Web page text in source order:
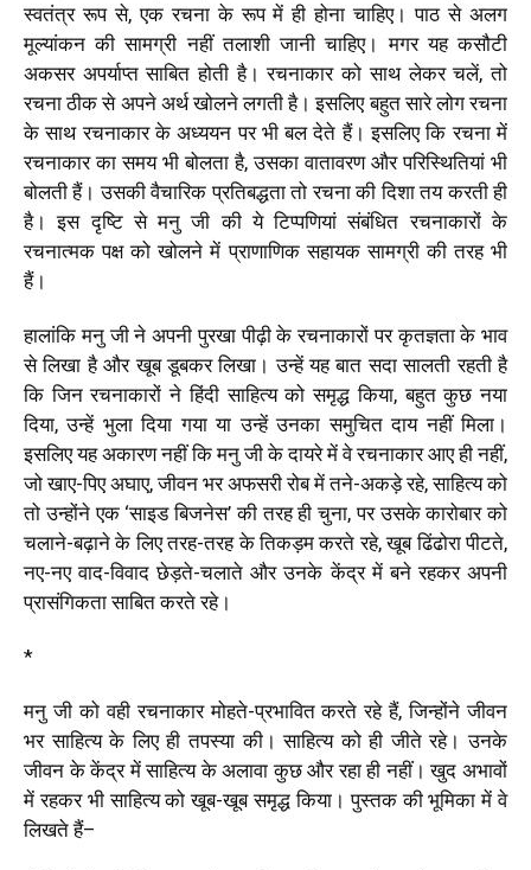
स्वतंत्र रूप से, एक रचना के रूप में ही होना चाहिए। पाठ से अलग
मूल्यांकन की सामग्री नहीं तलाशी जानी चाहिए। मगर यह कसौटी
अकसर अपर्याप्त साबित होती है। रचनाकार को साथ लेकर चलें, तो
रचना ठीक से अपने अर्थ खोलने लगती है। इसलिए बहुत सारे लोग रचना
के साथ रचनाकार के अध्ययन पर भी बल देते हैं। इसलिए कि रचना में
रचनाकार का समय भी बोलता है, उसका वातावरण और परिस्थितियां भी
बोलती हैं। उसकी वैचारिक प्रतिबद्धता तो रचना की दिशा तय करती ही
है। इस दृष्टि से मनु जी की ये टिप्पणियां संबंधित रचनाकारों के
रचनात्मक पक्ष को खोलने में प्राणाणिक सहायक सामग्री की तरह भी
हैं।
हालांकि मनु जी ने अपनी पुरखा पीढ़ी के रचनाकारों पर कृतज्ञता के भाव
से लिखा है और खूब डूबकर लिखा। उन्हें यह बात सदा सालती रहती है
कि जिन रचनाकारों ने हिंदी साहित्य को समृद्ध किया, बहुत कुछ नया
दिया, उन्हें भुला दिया गया या उन्हें उनका समुचित दाय नहीं मिला।
इसलिए यह अकारण नहीं कि मनु जी के दायरे में वे रचनाकार आए ही नहीं,
जो खाए-पिए अघाए, जीवन भर अफसरी रोब में तने-अकड़े रहे, साहित्य को
तो उन्होंने एक ‘साइड बिजनेस’ की तरह ही चुना, पर उसके कारोबार को
चलाने-बढ़ाने के लिए तरह-तरह के तिकड़म करते रहे, खूब ढिंढोरा पीटते,
नए-नए वाद-विवाद छेड़ते-चलाते और उनके केंद्र में बने रहकर अपनी
प्रासंगिकता साबित करते रहे।
*
मनु जी को वही रचनाकार मोहते-प्रभावित करते रहे हैं, जिन्होंने जीवन
भर साहित्य के लिए ही तपस्या की। साहित्य को ही जीते रहे। उनके
जीवन के केंद्र में साहित्य के अलावा कुछ और रहा ही नहीं। खुद अभावों
में रहकर भी साहित्य को खूब-खूब समृद्ध किया। पुस्तक की भूमिका में वे
लिखते हैं–